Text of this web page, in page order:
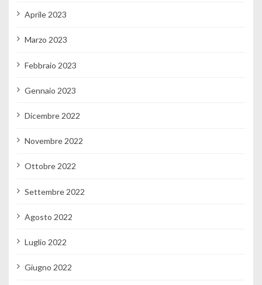
Aprile 2023
Marzo 2023
Febbraio 2023
Gennaio 2023
Dicembre 2022
Novembre 2022
Ottobre 2022
Settembre 2022
Agosto 2022
Luglio 2022
Giugno 2022